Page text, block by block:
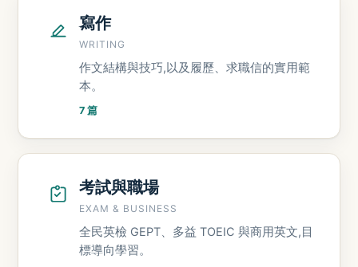
寫作
WRITING
作文結構與技巧,以及履歷、求職信的實用範
本。
7 篇
考試與職場
EXAM & BUSINESS
全民英檢 GEPT、多益 TOEIC 與商用英文,目
標導向學習。